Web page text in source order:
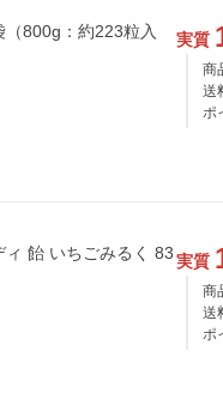
800g：約223粒入
実質
商
送
ポ
飴 いちごみるく 83実質
商
送
ポ